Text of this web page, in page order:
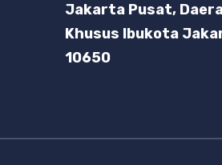
Jakarta Pusat,
Khusus Ibukota
10650